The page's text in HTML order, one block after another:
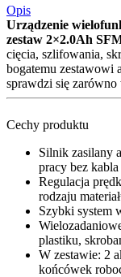
Opis
Urządzenie
zestaw 2×2.0Ah
cięcia, szlifowania,
bogatemu zestawowi
sprawdzi się
Cechy produktu
Silnik zasilany
pracy bez kabla
Regulacja
rodzaju
Szybki system
plastiku,
W zestawie: 2
końcówek